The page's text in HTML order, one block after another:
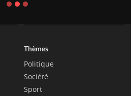
Thèmes
Politique
Société
Sport